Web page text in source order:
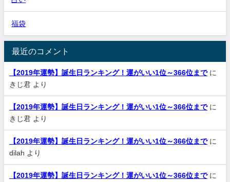
福袋
最近のコメント
【2019年運勢】誕生日ランキング！運がいい1位～366位までに
きじ君 より
【2019年運勢】誕生日ランキング！運がいい1位～366位までに
きじ君 より
【2019年運勢】誕生日ランキング！運がいい1位～366位までに
dilah より
【2019年運勢】誕生日ランキング！運がいい1位～366位までに